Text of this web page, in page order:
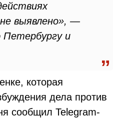
выявлено», —
и
которая
дела против
сообщил Telegram-